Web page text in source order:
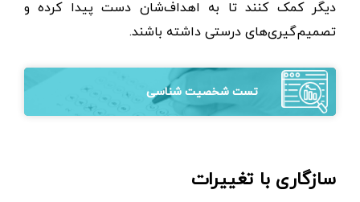
دیگر کمک کنند تا به اهداف‌شان دست پیدا کرده و
تصمیم‌گیری‌های درستی داشته باشند.
تست شخصیت شناسی
سازگاری با تغییرات